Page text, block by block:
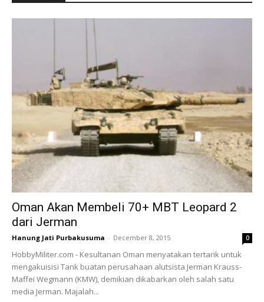
Oman Akan Membeli 70+ MBT Leopard 2
dari Jerman
Hanung Jati Purbakusuma - December 8, 2015 0
HobbyMiliter.com - Kesultanan Oman menyatakan tertarik untuk
mengakuisisi Tank buatan perusahaan alutsista Jerman Krauss-
Maffei Wegmann (KMW), demikian dikabarkan oleh salah satu
media Jerman. Majalah...